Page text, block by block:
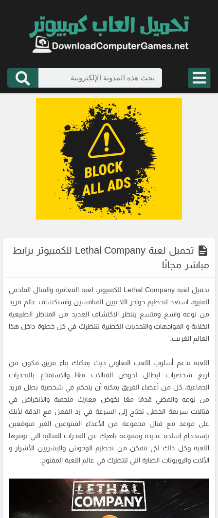
تحميل لعبة Lethal Company للكمبيوتر برابط
مباشر مجانًا
تحميل لعبة Lethal Company للكمبيوتر، لعبة المغامرة والقتال الملحمي
المثيرة، استعد لتحطيم حواجز اللاعبين المنافسين واستكشاف عالم فريد
من نوعه واسع ومتسع ينتظر الاكتشاف العديد من المناظر الطبيعية
الخلابة و المواجهات والتحديات الخطيرة تنتظرك في كل خطوة داخل هذا
العالم الغريب.
اللعبة تدعم أسلوب اللعب التعاوني حيث يمكنك بناء فريق مكون من
اربع شخصيات ابطال لخوض القتالات معًا والاستمتاع بالتحديات
الجماعية، كل من أعضاء الفريق يمكنه أن يتحكم في شخصية بطل فريد
من نوعه والمضي قدمًا معًا لخوض معارك ملحمية والأنخراض في
قتالات سريعة الخطى تحتاج إلى السرعة في رد الفعل مع الدقة لأنك
على موعد مع قتال مجموعة من الأعداء المتنوعين الغير متوقعين
بإستخدام اسلحة عديدة ومتنوعة ناهيك عن القدرات القتالية التي توفرها
اللعبة وكل ذلك لكي تتمكن من تحطيم الوحوش والبشريين الأشرار و
الآلات والروبوتات الضارة التي تنتظرك في عالم اللعبة المفتوح.